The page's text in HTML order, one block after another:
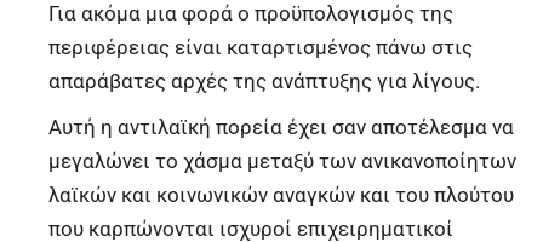
Για ακόμα μια φορά ο προϋπολογισμός της
περιφέρειας είναι καταρτισμένος πάνω στις
απαράβατες αρχές της ανάπτυξης για λίγους.
Αυτή η αντιλαϊκή πορεία έχει σαν αποτέλεσμα να
μεγαλώνει το χάσμα μεταξύ των ανικανοποίητων
λαϊκών και κοινωνικών αναγκών και του πλούτου
που καρπώνονται ισχυροί επιχειρηματικοί